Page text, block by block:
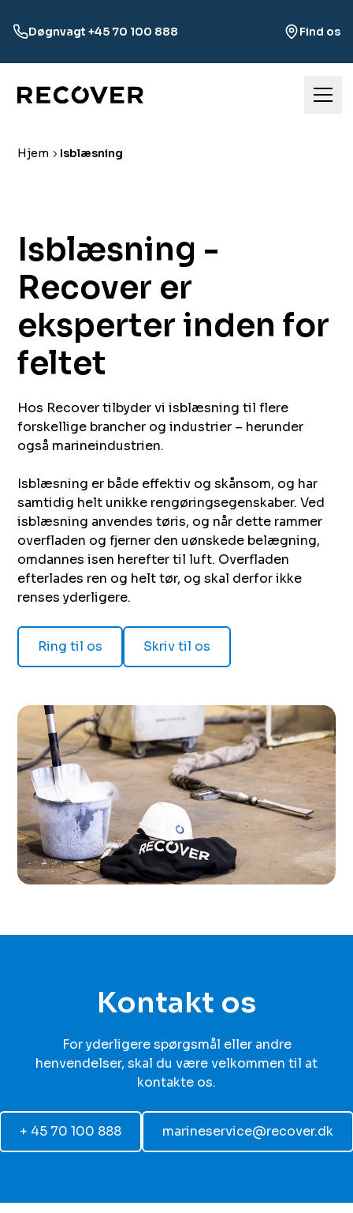
Døgnvagt +45 70 100 888 Find os
Hjem Isblæsning
Isblæsning ‍​‍​‍​ ‍‍​‍​‍‌ -
Recover er
eksperter inden for
feltet ​ ‌‍​‌‌‍ ‍‌‍‍‌‌ ‌​‌ ‍‌​‍ ‍‌‍‍‌‌‍ ​‍​‍​‍ ​​‍​‍‌‍‍​‌ ​‍‌‍‌‌‌‍‌‍​‍​‍​ ‍‍​‍​‍​‍ ‌ ​ ‌ ‌​‌ ‌‌‌‍‌​‌‍‍‌‌‍ ​‍ ‌‍‍‌‌‍ ‍‌ ‌​‌‍‌‌‌‍ ‍‌ ‌​​‍ ‌‍‌‌‌‍‌​‌‍‍‌‌ ‌​​‍ ‌‍ ‌‌‍ ‌‍‌​‌‍‌‌​ ‌‌ ​​‌ ​‍‌‍‌‌‌ ​ ‌‍‌‌‌‍ ‍‌ ‌​‌‍​‌‌ ‌​‌‍‍‌‌‍ ‌‍ ‍​ ‍ ‌‍‍‌‌‍‌​​ ‌​ ​ ​ ​​​ ‌ ‌‍​‍‌‍‌‌‌‍‌‍​ ‌​​ ‍‌​‍ ‌‌‍‌‍​ ‍‌‌‍​‌​ ​ ​‍ ‌​ ‌​‌‍​‍​ ‌‍​ ‍​​‍ ‌​ ‍‌​ ‍​‌‍​‌‌‍‌​​‍ ‌​ ‍​​ ‌​​ ‌ ​ ​‌​ ​ ‌‍​‌‌‍‌‍​ ‌​‌‍​‍​ ​‌​ ​‌​ ‌‌​ ‍ ‌ ‌​‌ ‍‌‌ ​​‌‍‌‌​ ‌‌ ​ ‌‍‍‌‌ ‌​‌‍‌‌‌‌​​‌‍​‌‌‍‌ ‌‍‌‌​ ‍ ‌ ​​‌‍​‌‌ ‌​‌‍‍​​ ‌‌ ​​‌‍​‌‌‍‌ ‌‍‌‌‌​​‍‌ ‌‌‌‍‍‌‌‍ ​‌‍‌​‌‍‌‌‌ ​‍​‍‌‌​ ‌‌‌​​‍‌‌ ‌‍‍ ‌‍‌‌‌ ‍‌​‍‌‌​ ​ ‌​‌​​‍‌‌​ ​ ‌​‌​​‍‌‌​ ​‍​ ​‍​ ‌‌‌‍​ ​ ​ ‌‍‌‍‌‍​‍‌‍‌​‌‍‌‌‌‍​‍‌‍‌‌​ ​‍​ ​​‌‍​ ​‍‌‌​ ​‍​ ​‍​‍‌‌​ ‌‌‌​‌​​‍ ‍‌‍‍​‌‍‌‌‌‍​‌‌‍‌​‌‍‍‌‌‍ ‍‌‍‌ ​ ‌‍​‍‌‍​‌‌ ​ ‌‍‌‌‌‌‌‌‌ ​‍‌‍ ​​ ‌​‍‌‌​ ​‍‌​‌‍‌ ​ ‌ ‌​‌ ‌‌‌‍‌​‌‍‍‌‌‍ ​‍‌‍‌‍‍‌‌‍‌​​ ‌​ ​ ​ ​​​ ‌ ‌‍​‍‌‍‌‌‌‍‌‍​ ‌​​ ‍‌​‍ ‌‌‍‌‍​ ‍‌‌‍​‌​ ​ ​‍ ‌​ ‌​‌‍​‍​ ‌‍​ ‍​​‍ ‌​ ‍‌​ ‍​‌‍​‌‌‍‌​​‍ ‌​ ‍​​ ‌​​ ‌ ​ ​‌​ ​ ‌‍​‌‌‍‌‍​ ‌​‌‍​‍​ ​‌​ ​‌​ ‌‌​‍‌‍‌ ‌​‌ ‍‌‌ ​​‌‍‌‌​ ‌‌ ​ ‌‍‍‌‌ ‌​‌‍‌‌‌‌​​‌‍​‌‌‍‌ ‌‍‌‌​‍‌‍‌ ​​‌‍​‌‌ ‌​‌‍‍​​ ‌‌ ​​‌‍​‌‌‍‌ ‌‍‌‌‌​​‍‌ ‌‌‌‍‍‌‌‍ ​‌‍‌​‌‍‌‌‌ ​‍​‍‌‌​ ‌‌‌​​‍‌‌ ‌‍‍ ‌‍‌‌‌ ‍‌​‍‌‌​ ​ ‌​‌​​‍‌‌​ ​ ‌​‌​​‍‌‌​ ​‍​ ​‍​ ‌‌‌‍​ ​ ​ ‌‍‌‍‌‍​‍‌‍‌​‌‍‌‌‌‍​‍‌‍‌‌​ ​‍​ ​​‌‍​ ​‍‌‌​ ​‍​ ​‍​‍‌‌​ ‌‌‌​‌​​‍ ‍‌‍‍​‌‍‌‌‌‍​‌‌‍‌​‌‍‍‌‌‍ ‍‌‍‌ ​‍​‍‌ ‌​​​​‌ ‍ ​‍​‍‌‍ ‌ ​‍‌‍‍‌‌‍‌ ‌‍‍‌‌‍ ‍​‍​‍​ ‍‍​‍​‍‌ ​ ‌‍​‌‌‍ ‍‌‍‍‌‌ ‌​‌ ‍‌​‍ ‍‌‍‍‌‌‍ ​‍​‍​‍ ​​‍​‍‌‍‍​‌ ​‍‌‍‌‌‌‍‌‍​‍​‍​ ‍‍​‍​‍​‍ ‌ ​ ‌ ‌​‌ ‌‌‌‍‌​‌‍‍‌‌‍ ​‍ ‌‍‍‌‌‍ ‍‌ ‌​‌‍‌‌‌‍ ‍‌ ‌​​‍ ‌‍‌‌‌‍‌​‌‍‍‌‌ ‌​​‍ ‌‍ ‌‌‍ ‌‍‌​‌‍‌‌​ ‌‌ ​​‌ ​‍‌‍‌‌‌ ​ ‌‍‌‌‌‍ ‍‌ ‌​‌‍​‌‌ ‌​‌‍‍‌‌‍ ‌‍ ‍​ ‍ ‌‍‍‌‌‍‌​​ ‌​ ​ ​ ‌‌‌‍​‌‌‍​ ​ ​ ​ ‍‌​ ‍​​ ‍‌​‍ ‌​ ​ ‌‍​‌​ ‍​​ ​ ​‍ ‌​ ‌​​ ​‍‌‍​‌​ ‌‌​‍ ‌‌‍​‍‌‍​ ‌‍‌‍​ ‌ ​‍ ‌​ ‌ ‌‍‌​‌‍‌‌‌‍​‌​ ‍‌​ ‍‌​ ‍​‌‍​ ‌‍‌​​ ​ ​ ‌ ​ ‌‍​ ‍ ‌ ‌​‌ ‍‌‌ ​​‌‍‌‌​ ‌‌ ​ ‌‍‍‌‌ ‌​‌‍‌‌‌‌​​‌‍​‌‌‍‌ ‌‍‌‌​ ‍ ‌ ​​‌‍​‌‌ ‌​‌‍‍​​ ‌‌ ​​‌‍​‌‌‍‌ ‌‍‌‌‌​​‍‌ ‌‌‌‍‍‌‌‍ ​‌‍‌​‌‍‌‌‌ ​‍​‍‌‌​ ‌‌‌​​‍‌‌ ‌‍‍ ‌‍‌‌‌ ‍‌​‍‌‌​ ​ ‌​‌​​‍‌‌​ ​ ‌​‌​​‍‌‌​ ​‍​ ​‍​ ‌‍‌‍​ ​ ​‌​ ‌‌​ ‌‌‌‍​ ​ ‌‍​ ​​‌‍​‍​ ​ ​ ‌ ‌‍​‍​‍‌‌​ ​‍​ ​‍​‍‌‌​ ‌‌‌​‌​​‍ ‍‌ ‌​‌‍‍‌‌ ‌​‌‍ ​‌‍‌‌​ ‌‍​‍‌‍​‌‌ ​ ‌‍‌‌‌‌‌‌‌ ​‍‌‍ ​​ ‌​‍‌‌​ ​‍‌​‌‍‌ ​ ‌ ‌​‌ ‌‌‌‍‌​‌‍‍‌‌‍ ​‍‌‍‌‍‍‌‌‍‌​​ ‌​ ​ ​ ‌‌‌‍​‌‌‍​ ​ ​ ​ ‍‌​ ‍​​ ‍‌​‍ ‌​ ​ ‌‍​‌​ ‍​​ ​ ​‍ ‌​ ‌​​ ​‍‌‍​‌​ ‌‌​‍ ‌‌‍​‍‌‍​ ‌‍‌‍​ ‌ ​‍ ‌​ ‌ ‌‍‌​‌‍‌‌‌‍​‌​ ‍‌​ ‍‌​ ‍​‌‍​ ‌‍‌​​ ​ ​ ‌ ​ ‌‍​‍‌‍‌ ‌​‌ ‍‌‌ ​​‌‍‌‌​ ‌‌ ​ ‌‍‍‌‌ ‌​‌‍‌‌‌‌​​‌‍​‌‌‍‌ ‌‍‌‌​‍‌‍‌ ​​‌‍​‌‌ ‌​‌‍‍​​ ‌‌ ​​‌‍​‌‌‍‌ ‌‍‌‌‌​​‍‌ ‌‌‌‍‍‌‌‍ ​‌‍‌​‌‍‌‌‌ ​‍​‍‌‌​ ‌‌‌​​‍‌‌ ‌‍‍ ‌‍‌‌‌ ‍‌​‍‌‌​ ​ ‌​‌​​‍‌‌​ ​ ‌​‌​​‍‌‌​ ​‍​ ​‍​ ‌‍‌‍​ ​ ​‌​ ‌‌​ ‌‌‌‍​ ​ ‌‍​ ​​‌‍​‍​ ​ ​ ‌ ‌‍​‍​‍‌‌​ ​‍​ ​‍​‍‌‌​ ‌‌‌​‌​​‍ ‍‌ ‌​‌‍‍‌‌ ‌​‌‍ ​‌‍‌‌​‍‌‍‌ ​​‌‍‌‌‌ ​‍‌ ​ ‌ ​​‌‍‌‌‌‍​ ‌ ‌​‌‍‍‌‌ ‌‍‌‍‌‌​ ‌‌ ​​‌ ‌‌‌‍​‍‌‍ ​‌‍‍‌‌ ​ ‌‍‍​‌‍‌‌‌‍‌​​‍​‍‌ ‌
Hos Recover tilbyder vi isblæsning til flere
forskellige brancher og industrier – herunder
også marineindustrien.
Isblæsning er både effektiv og skånsom, og har
samtidig helt unikke rengøringsegenskaber. Ved
isblæsning anvendes tøris, og når dette rammer
overfladen og fjerner den uønskede belægning,
omdannes isen herefter til luft. Overfladen
efterlades ren og helt tør, og skal derfor ikke
renses yderligere.
Ring til os Skriv til os
Kontakt os
For yderligere spørgsmål eller andre
henvendelser, skal du være velkommen til at
kontakte os.
+ 45 70 100 888 marineservice@recover.dk